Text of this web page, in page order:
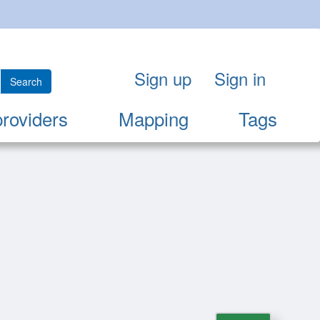
Mapping Tags
Search Sign up Sign in